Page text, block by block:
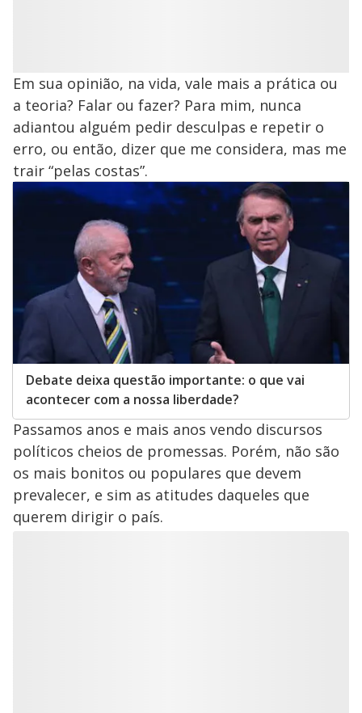
Em sua opinião, na vida, vale mais a prática ou
a teoria? Falar ou fazer? Para mim, nunca
adiantou alguém pedir desculpas e repetir o
erro, ou então, dizer que me considera, mas me
trair “pelas costas”.
Debate deixa questão importante: o que vai
acontecer com a nossa liberdade?
Passamos anos e mais anos vendo discursos
políticos cheios de promessas. Porém, não são
os mais bonitos ou populares que devem
prevalecer, e sim as atitudes daqueles que
querem dirigir o país.